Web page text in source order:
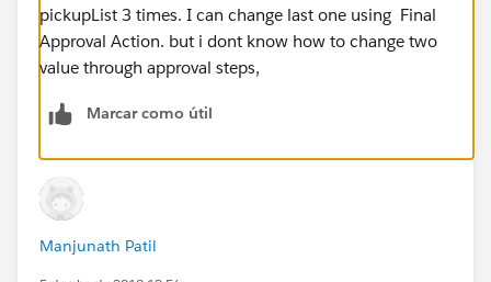
pickupList 3 times. I can change last one using Final
Approval Action. but i dont know how to change two
value through approval steps,
Marcar como útil
Manjunath Patil